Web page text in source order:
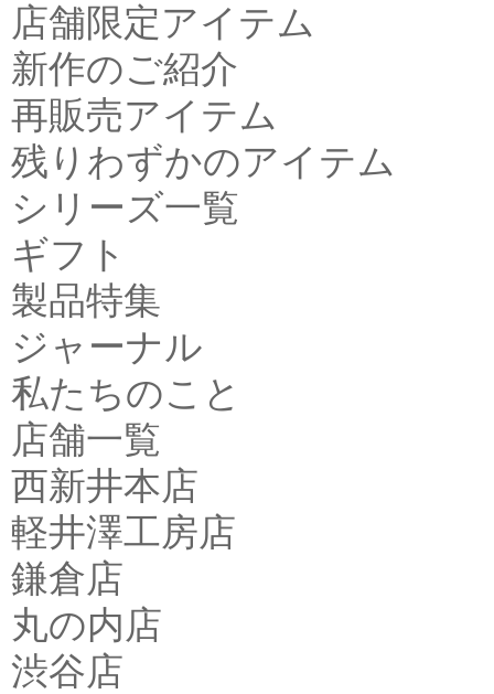
店舗限定アイテム
新作のご紹介
再販売アイテム
残りわずかのアイテム
シリーズ一覧
ギフト
製品特集
ジャーナル
私たちのこと
店舗一覧
西新井本店
軽井澤工房店
鎌倉店
丸の内店
渋谷店